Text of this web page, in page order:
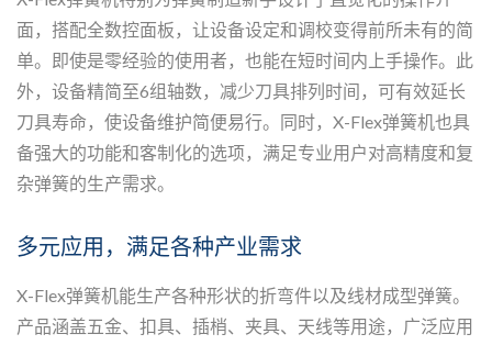
面，搭配全数控面板，让设备设定和调校变得前所未有的简
单。即使是零经验的使用者，也能在短时间内上手操作。此
外，设备精简至6组轴数，减少刀具排列时间，可有效延长
刀具寿命，使设备维护简便易行。同时，X-Flex弹簧机也具
备强大的功能和客制化的选项，满足专业用户对高精度和复
杂弹簧的生产需求。
多元应用，满足各种产业需求
X-Flex弹簧机能生产各种形状的折弯件以及线材成型弹簧。
产品涵盖五金、扣具、插梢、夹具、天线等用途，广泛应用